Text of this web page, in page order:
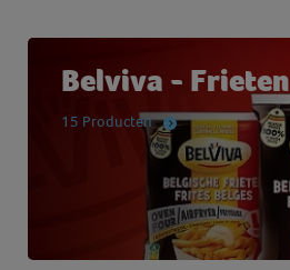
Belviva - Frieten
15 Producten